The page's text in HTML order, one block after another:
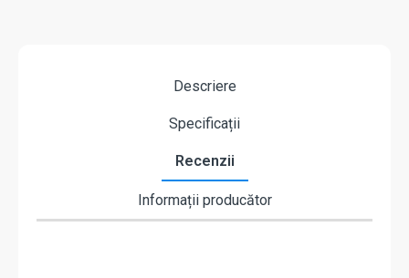
Descriere
Specificații
Recenzii
Informații producător